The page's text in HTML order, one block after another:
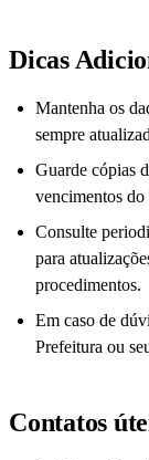
Dicas
Mantenha os
sempre
Guarde cópias
vencimentos do
Consulte
para
procedimentos.
Em caso de
Prefeitura ou
Contatos